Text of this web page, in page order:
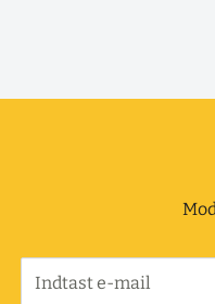
Indtast e-mail